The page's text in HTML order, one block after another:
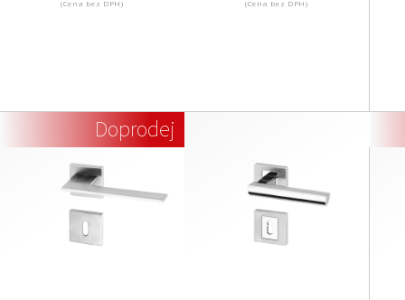
(Cena bez DPH) (Cena bez DPH)
Doprodej